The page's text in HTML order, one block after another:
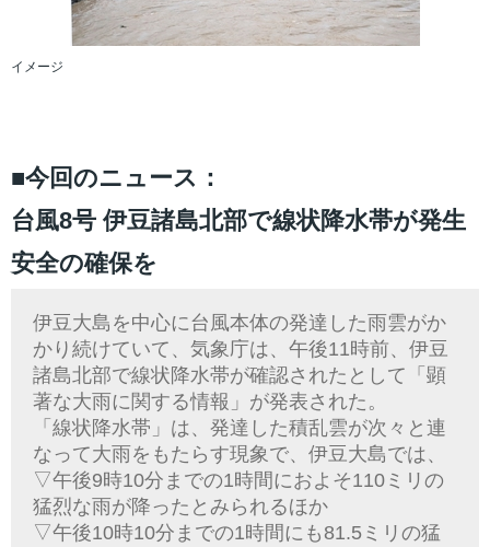
イメージ
■今回のニュース：
台風8号 伊豆諸島北部で線状降水帯が発生
安全の確保を
伊豆大島を中心に台風本体の発達した雨雲がか
かり続けていて、気象庁は、午後11時前、伊豆
諸島北部で線状降水帯が確認されたとして「顕
著な大雨に関する情報」が発表された。
「線状降水帯」は、発達した積乱雲が次々と連
なって大雨をもたらす現象で、伊豆大島では、
▽午後9時10分までの1時間におよそ110ミリの
猛烈な雨が降ったとみられるほか
▽午後10時10分までの1時間にも81.5ミリの猛